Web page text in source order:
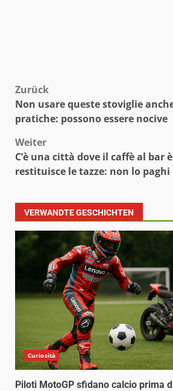
Beitragsnavigation
Zurück
Non usare queste stoviglie
pratiche: possono essere nocive
Weiter
C’è una città dove il caffè al bar
restituisce le tazze: non lo paghi
VERWANDTE GESCHICHTEN
Curiosità
Piloti MotoGP sfidano calcio prima